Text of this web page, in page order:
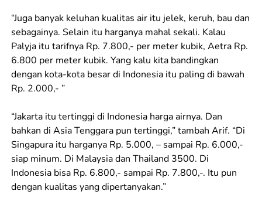
“Juga banyak keluhan kualitas air itu jelek, keruh, bau dan
sebagainya. Selain itu harganya mahal sekali. Kalau
Palyja itu tarifnya Rp. 7.800,- per meter kubik, Aetra Rp.
6.800 per meter kubik. Yang kalu kita bandingkan
dengan kota-kota besar di Indonesia itu paling di bawah
Rp. 2.000,- ”
“Jakarta itu tertinggi di Indonesia harga airnya. Dan
bahkan di Asia Tenggara pun tertinggi,” tambah Arif. “Di
Singapura itu harganya Rp. 5.000, – sampai Rp. 6.000,-
siap minum. Di Malaysia dan Thailand 3500. Di
Indonesia bisa Rp. 6.800,- sampai Rp. 7.800,-. Itu pun
dengan kualitas yang dipertanyakan.”